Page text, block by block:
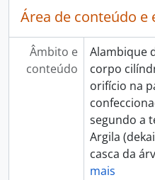
Área de conteúdo e
Âmbito e
conteúdo
Alambique
corpo
orifício na
segundo a
Argila
casca da
mais